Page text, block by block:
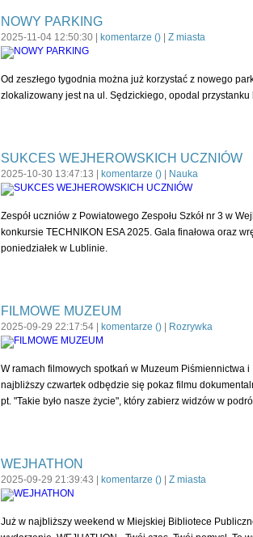
NOWY PARKING
2025-11-04 12:50:30 | komentarze ()| Z miasta
Od zeszłego tygodnia można już korzystać z nowego
zlokalizowany jest na ul. Sędzickiego, opodal
SUKCES WEJHEROWSKICH UCZNIÓW
2025-10-30 13:47:13 | komentarze ()| Nauka
Zespół uczniów z Powiatowego Zespołu Szkół nr 3 w
konkursie TECHNIKON ESA 2025. Gala finałowa oraz
poniedziałek w Lublinie.
FILMOWE MUZEUM
2025-09-29 22:17:54 | komentarze ()| Rozrywka
W ramach filmowych spotkań w Muzeum Piśmiennictwa
najbliższy czwartek odbędzie się pokaz filmu
pt. "Takie było nasze życie", który zabierz widzów w
WEJHATHON
2025-09-29 21:39:43 | komentarze ()| Z miasta
Już w najbliższy weekend w Miejskiej Bibliotece